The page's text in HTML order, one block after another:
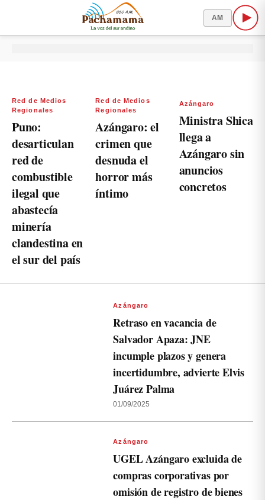
AM
Red de Medios
Regionales
Puno:
desarticulan
red de
combustible
ilegal que
abastecía
minería
clandestina en
el sur del país
Red de Medios
Regionales
Azángaro: el
crimen que
desnuda el
horror más
íntimo
Azángaro
Ministra Shica
llega a
Azángaro sin
anuncios
concretos
Azángaro
Retraso en vacancia de
Salvador Apaza: JNE
incumple plazos y genera
incertidumbre, advierte Elvis
Juárez Palma
01/09/2025
Azángaro
UGEL Azángaro excluida de
compras corporativas por
omisión de registro de bienes